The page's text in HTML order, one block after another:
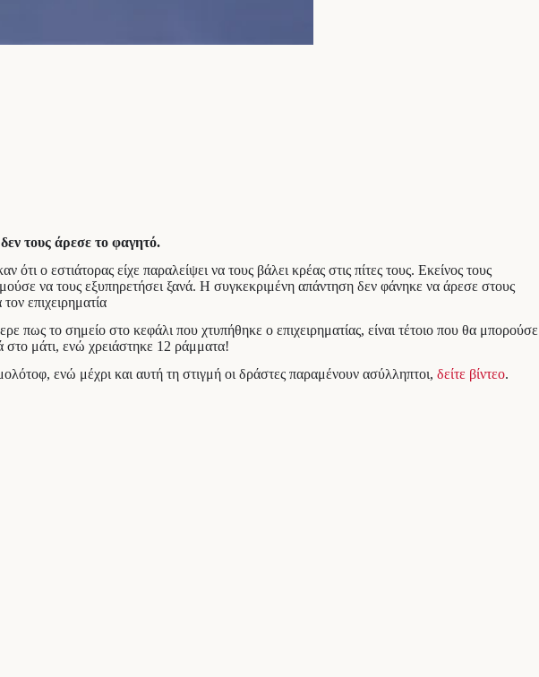
τους άρεσε το φαγητό.
ο εστιάτορας είχε παραλείψει να τους βάλει κρέας στις πίτες τους. Εκείνος τους
να τους εξυπηρετήσει ξανά. Η συγκεκριμένη απάντηση δεν φάνηκε να άρεσε στους
επιχειρηματία
το σημείο στο κεφάλι που χτυπήθηκε ο επιχειρηματίας, είναι τέτοιο που θα μπορούσε
στο μάτι, ενώ χρειάστηκε 12 ράμματα!
ενώ μέχρι και αυτή τη στιγμή οι δράστες παραμένουν ασύλληπτοι, δείτε βίντεο.